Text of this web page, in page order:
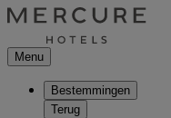
Menu
Bestemmingen
Terug